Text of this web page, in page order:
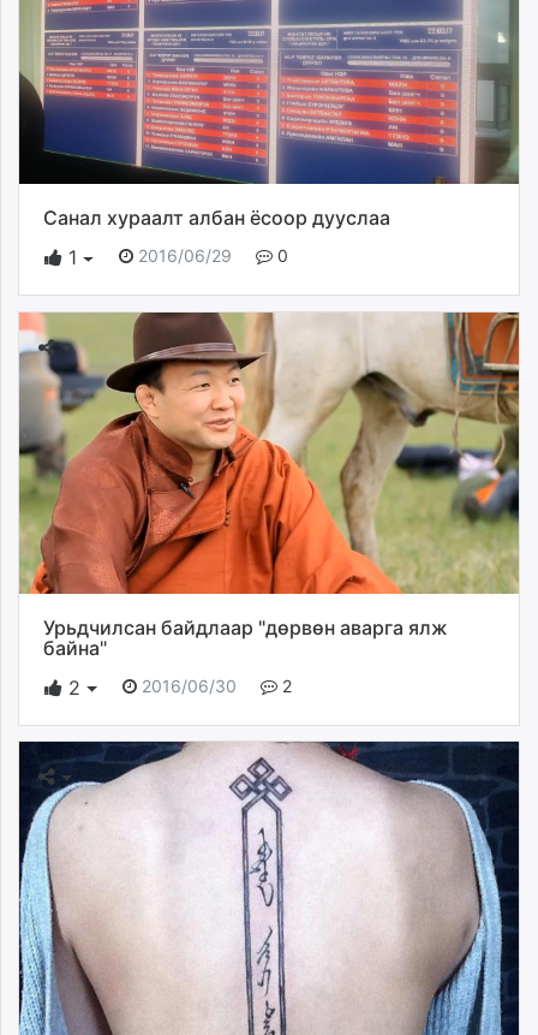
Санал хураалт албан ёсоор дууслаа
1
2016/06/29 0
Урьдчилсан байдлаар "дөрвөн аварга ялж
байна"
2
2016/06/30 2